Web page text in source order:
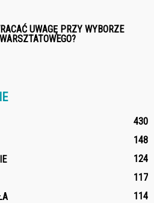
UWAGĘ PRZY WYBORZE
430
148
124
117
114